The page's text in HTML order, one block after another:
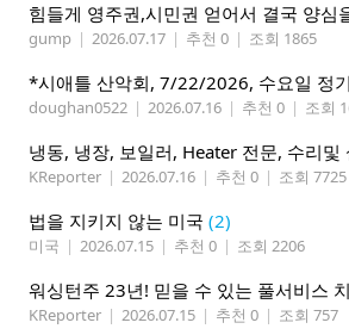
힘들게 영주권,시민권 얻어서 결국 양심
gump | 2026.07.17 | 추천 0 | 조회 1865
doughan0522 | 2026.07.16 | 추천 0 | 조회
냉동, 냉장, 보일러, Heater 전문, 수리및
KReporter | 2026.07.16 | 추천 0 | 조회 7725
법을 지키지 않는 미국 (2)
미국 | 2026.07.15 | 추천 0 | 조회 2206
워싱턴주 23년! 믿을 수 있는 풀서비스
KReporter | 2026.07.15 | 추천 0 | 조회 757